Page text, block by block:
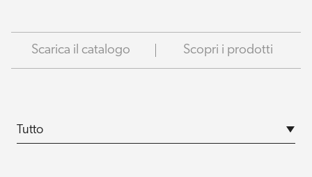
Scarica il catalogo Scopri i prodotti